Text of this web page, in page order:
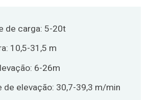
de carga: 5-20t
10,5-31,5 m
6-26m
de elevação: 30,7-39,3 m/min